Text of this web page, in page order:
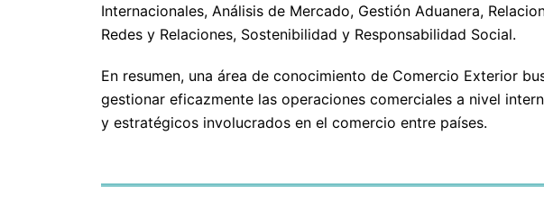
Internacionales, Análisis de Mercado, Gestión Aduanera,
Redes y Relaciones, Sostenibilidad y Responsabilidad Social.
En resumen, una área de conocimiento de Comercio Exterior
gestionar eficazmente las operaciones comerciales a nivel
y estratégicos involucrados en el comercio entre países.